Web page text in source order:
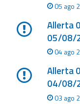
Strumenti
Operativi
Aggiornamenti
05 ago
Allerta
05/08/
04 ago
Allerta
04/08/
03 ago